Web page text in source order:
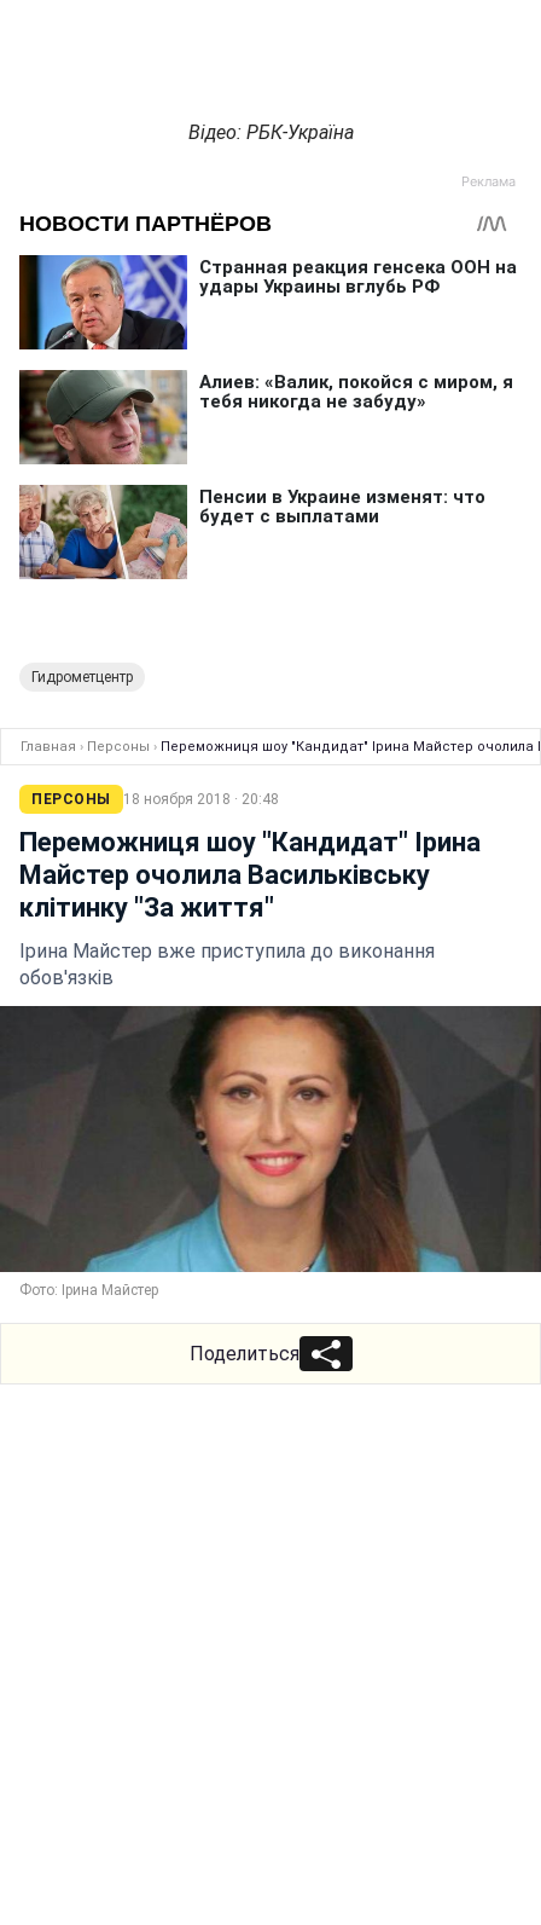
Відео: РБК-Україна
Гидрометцентр
Главная › Персоны › Переможниця шоу "Кандидат" Ірина Майстер очолила
ПЕРСОНЫ 18 ноября 2018 · 20:48
Переможниця шоу "Кандидат" Ірина
Майстер очолила Васильківську
клітинку "За життя"
Ірина Майстер вже приступила до виконання
обов'язків
Фото: Ірина Майстер
Поделиться